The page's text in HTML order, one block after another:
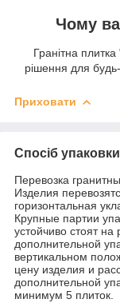
Чому
Гранітна
рішення для
Приховати
Спосіб упаковки
Перевозка
Изделия
горизонтальная
Крупные партии
устойчиво стоят
дополнительной
вертикальном
цену изделия и
дополнительной
минимум 5 плиток.